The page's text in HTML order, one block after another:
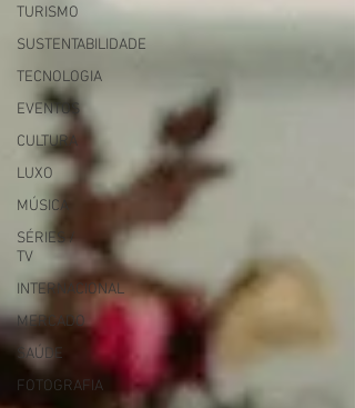
TURISMO
SUSTENTABILIDADE
TECNOLOGIA
EVENTOS
CULTURA
LUXO
MÚSICA
SÉRIES /
TV
INTERNACIONAL
MERCADO
SAÚDE
FOTOGRAFIA